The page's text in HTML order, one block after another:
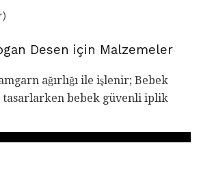
Desen için Malzemeler
ağırlığı ile işlenir; Bebek
bebek güvenli iplik